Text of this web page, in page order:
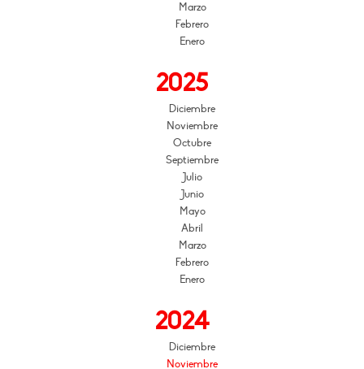
Marzo
Febrero
Enero
2025
Diciembre
Noviembre
Octubre
Septiembre
Julio
Junio
Mayo
Abril
Marzo
Febrero
Enero
2024
Diciembre
Noviembre